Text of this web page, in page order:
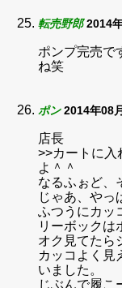
転売野郎 2014
ポンプ完売で
ね笑
ポン 2014年08
店長
>>カートに入
よ＾＾
なるふぉど、
じゃあ、やっ
ふつうにカッ
リーボックは
オク見てたら
カッコよく見
いました。
じぶんで履こ